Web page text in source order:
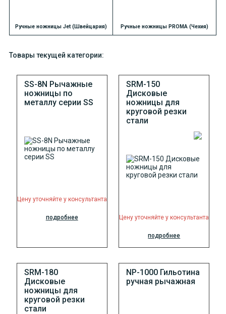
Ручные ножницы Jet (Швейцария) Ручные ножницы PROMA (Чехия)
Товары текущей категории:
SS-8N Рычажные
ножницы по
металлу серии SS
Цену уточняйте у консультанта
подробнее
SRM-150
Дисковые
ножницы для
круговой резки
стали
Цену уточняйте у консультанта
подробнее
SRM-180
Дисковые
ножницы для
круговой резки
стали
NP-1000 Гильотина
ручная рычажная